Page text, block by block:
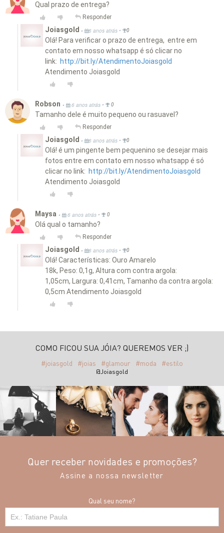
Qual prazo de entrega?
Responder
Joiasgold • 6 anos atrás • 0
Olá! Para verificar o prazo de entrega, entre em
contato em nosso whatsapp é só clicar no
link: http://bit.ly/AtendimentoJoiasgold
Atendimento Joiasgold
Robson • 6 anos atrás • 0
Tamanho dele é muito pequeno ou rasuavel?
Responder
Joiasgold • 6 anos atrás • 0
Olá! é um pingente bem pequenino se desejar mais
fotos entre em contato em nosso whatsapp é só
clicar no link: http://bit.ly/AtendimentoJoiasgold
Atendimento Joiasgold
Maysa • 6 anos atrás • 0
Olá qual o tamanho?
Responder
Joiasgold • 6 anos atrás • 0
Olá! Características: Ouro Amarelo
18k, Peso: 0,1g, Altura com contra argola:
1,05cm, Largura: 0,41cm, Tamanho da contra argola:
0,5cm Atendimento Joiasgold
COMO FICOU SUA JÓIA? QUEREMOS VER ;)
#joiasgold #joias #glamour #moda #estilo
@Joiasgold
Quer receber novidades e promoções?
Assine a nossa newsletter
Qual seu nome?